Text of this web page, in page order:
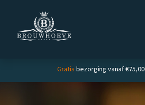
Gratis bezorging vanaf